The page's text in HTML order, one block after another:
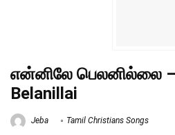
என்னிலே பெலனில்லை –
Belanillai
Jeba Tamil Christians Songs